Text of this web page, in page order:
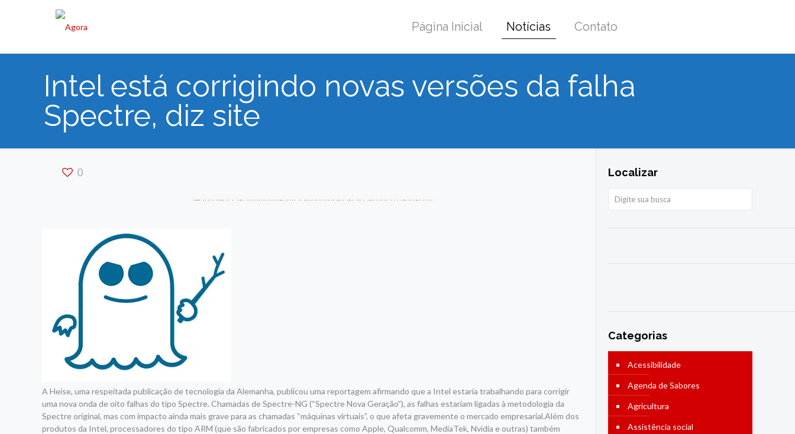
Página Inicial Notícias Contato
Intel está corrigindo novas versões da falha
Spectre, diz site
0
A Heise, uma respeitada publicação de tecnologia da Alemanha, publicou uma reportagem afirmando que a Intel estaria trabalhando para corrigir
uma nova onda de oito falhas do tipo Spectre. Chamadas de Spectre-NG (“Spectre Nova Geração”), as falhas estariam ligadas à metodologia da
Spectre original, mas com impacto ainda mais grave para as chamadas “máquinas virtuais”, o que afeta gravemente o mercado empresarial.Além dos
produtos da Intel, processadores do tipo ARM (que são fabricados por empresas como Apple, Qualcomm, MediaTek, Nvidia e outras) também
Localizar
Categorias
Acessibilidade
Agenda de Sabores
Agricultura
Assistência social